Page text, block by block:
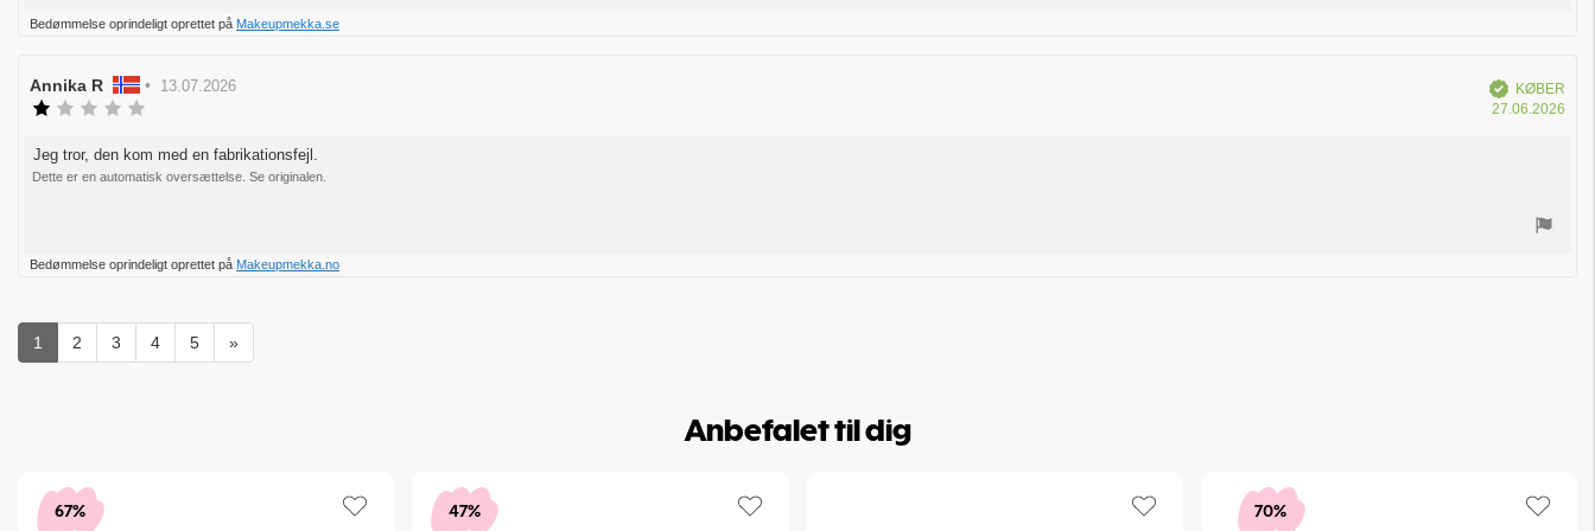
op
Bedømmelse oprindeligt oprettet på Makeupmekka.se
Forfatter
af
Annika R • Bedømmelsesdato:
13.07.2026
af
5
Verificeret
KØBER
27.06.2026
Tekst
til
Jeg tror, den kom med en fabrikationsfejl.
Dette er en automatisk oversættelse. Se originalen.
op
Bedømmelse oprindeligt oprettet på Makeupmekka.no
1 2 3 4 5 »
Anbefalet til dig
67% 47% 70%